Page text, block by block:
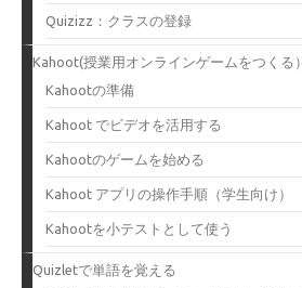
Quizizz：クラスの登録
Kahoot(授業用オンラインゲームをつくる）
Kahootの準備
Kahoot でビデオを活用する
Kahootのゲームを始める
Kahoot アプリの操作手順（学生向け）
Kahootを小テストとして使う
Quizletで単語を覚える